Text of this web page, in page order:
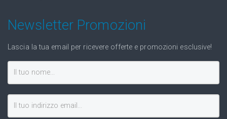
Newsletter Promozioni
Lascia la tua email per ricevere offerte e promozioni esclusive!